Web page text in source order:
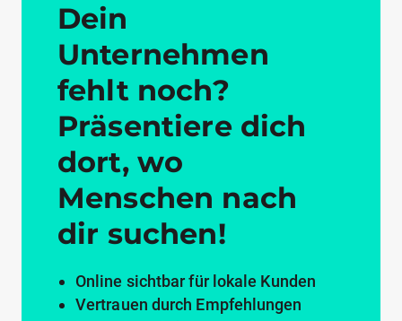
Dein
Unternehmen
fehlt noch?
Präsentiere dich
dort, wo
Menschen nach
dir suchen!
Online sichtbar für lokale Kunden
Vertrauen durch Empfehlungen